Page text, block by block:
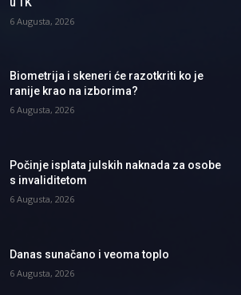
6 Augusta, 2026
Biometrija i skeneri će razotkriti ko je
ranije krao na izborima?
6 Augusta, 2026
Počinje isplata julskih naknada za osobe
s invaliditetom
6 Augusta, 2026
Danas sunačano i veoma toplo
6 Augusta, 2026